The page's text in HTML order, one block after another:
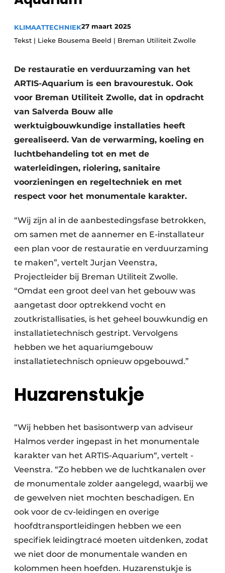
Privacy / Cookie statement
storymetadata
Vacatures
Video’s
Glas
Modulair bouwen
KLIMAATTECHNIEK27 maart 2025
Tekst | Lieke Bousema Beeld | Breman Utiliteit Zwolle
De restauratie en verduurzaming van het
ARTIS-Aquarium is een bravourestuk. Ook
voor Breman Utiliteit Zwolle, dat in opdracht
van Salverda Bouw alle
werktuigbouwkundige installaties heeft
gerealiseerd. Van de verwarming, koeling en
luchtbehandeling tot en met de
waterleidingen, riolering, sanitaire
voorzieningen en regeltechniek en met
respect voor het monumentale karakter.
“Wij zijn al in de aanbestedingsfase betrokken,
om samen met de aannemer en E-installateur
een plan voor de restauratie en verduurzaming
te maken”, vertelt Jurjan Veenstra,
Projectleider bij Breman Utiliteit Zwolle.
“Omdat een groot deel van het gebouw was
aangetast door optrekkend vocht en
zoutkristallisaties, is het geheel bouwkundig en
installatietechnisch gestript. Vervolgens
hebben we het aquariumgebouw
installatietechnisch opnieuw opgebouwd.”
Huzarenstukje
“Wij hebben het basisontwerp van adviseur
Halmos verder ingepast in het monumentale
karakter van het ARTIS-Aquarium“, vertelt ­
Veenstra. “Zo hebben we de luchtkanalen over
de monumentale zolder aangelegd, waarbij we
de gewelven niet mochten beschadigen. En
ook voor de cv-leidingen en overige
hoofdtransportleidingen hebben we een
specifiek leidingtracé moeten uitdenken, zodat
we niet door de monumentale wanden en
kolommen heen hoefden. Huzarenstukje is